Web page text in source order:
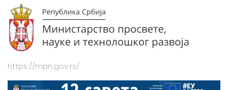
https://mpn.gov.rs/